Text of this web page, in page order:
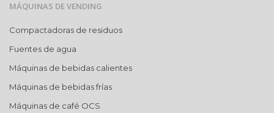
MÁQUINAS DE VENDING
Compactadoras de residuos
Fuentes de agua
Máquinas de bebidas calientes
Máquinas de bebidas frías
Máquinas de café OCS